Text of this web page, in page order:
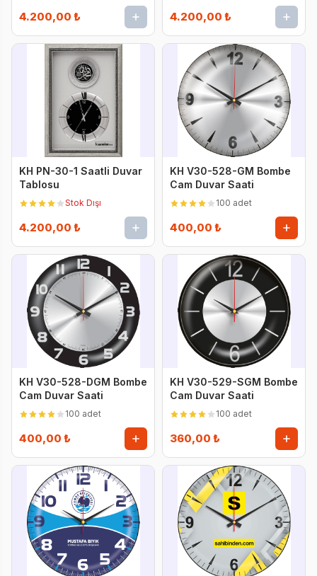
4.200,00 ₺ 4.200,00 ₺
KH PN-30-1 Saatli Duvar
Tablosu
Stok Dışı
4.200,00 ₺
KH V30-528-GM Bombe
Cam Duvar Saati
100 adet
400,00 ₺
KH V30-528-DGM Bombe
Cam Duvar Saati
100 adet
400,00 ₺
KH V30-529-SGM Bombe
Cam Duvar Saati
100 adet
360,00 ₺